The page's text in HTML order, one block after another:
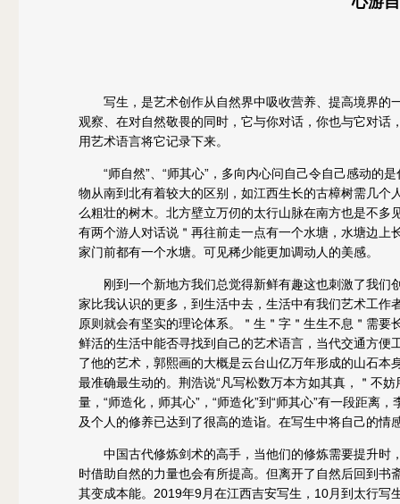
写生，是艺术创作从自然界中吸收营养、提高境界的
观察、在对自然敬畏的同时，它与你对话，你也与它对
用艺术语言将它记录下来。
“师自然”、“师其心”，多向内心问自己令自己感动的
物从南到北有着较大的区别，如江西生长的古樟树需几
么粗壮的树木。北方壁立万仞的太行山脉在南方也是不
有两个游人对话说＂再往前走一点有一个水塘，水塘边
家门前都有一个水塘。可见稀少能更加调动人的美感。
刚到一个新地方我们总觉得新鲜有趣这也刺激了我们
家比我认识的更多，到生活中去，生活中有我们艺术工
原则就会有坚实的理论体系。＂生＂字＂生生不息＂需要
鲜活的生活中能否寻找到自己的艺术语言，当代交通方
了他的艺术，郭熙画的大概是云台山亿万年形成的山石
最准确最生动的。荆浩说“凡写松数万本方如其真，＂不
量，“师造化，师其心”，“师造化”到“师其心”有一段距离
及个人的修养已达到了很高的造诣。在写生中将自己的
中国古代修炼剑术的高手，当他们的修炼需要提升时
时借助自然的力量也会有所提高。但离开了自然后回到
其变成本能。2019年9月在江西吉安写生，10月到太行